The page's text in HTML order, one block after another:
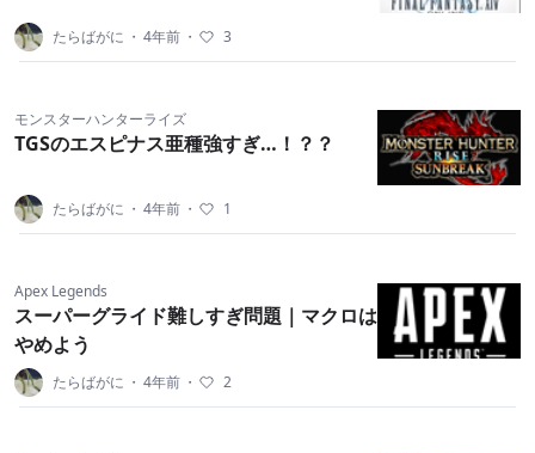
たらばがに ・ 4年前 ・ 3
モンスターハンターライズ
TGSのエスピナス亜種強すぎ…！？？
たらばがに ・ 4年前 ・ 1
Apex Legends
スーパーグライド難しすぎ問題｜マクロは
やめよう
たらばがに ・ 4年前 ・ 2